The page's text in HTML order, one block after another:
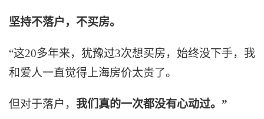
坚持不落户，不买房。
“这20多年来，犹豫过3次想买房，始终没下手，我
和爱人一直觉得上海房价太贵了。
但对于落户， 我们真的一次都没有心动过。”